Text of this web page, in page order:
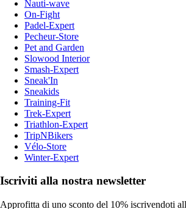
Nauti-wave
On-Fight
Padel-Expert
Pecheur-Store
Pet and Garden
Slowood Interior
Smash-Expert
Sneak'In
Sneakids
Training-Fit
Trek-Expert
Triathlon-Expert
TripNBikers
Vélo-Store
Winter-Expert
Iscriviti alla nostra newsletter
Approfitta di uno sconto del 10% iscrivendoti